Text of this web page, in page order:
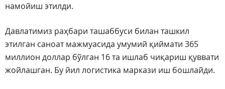
намойиш этилди.
Давлатимиз раҳбари ташаббуси билан ташкил
этилган саноат мажмуасида умумий қиймати 365
миллион доллар бўлган 16 та ишлаб чиқариш қуввати
жойлашган. Бу йил логистика маркази иш бошлайди.